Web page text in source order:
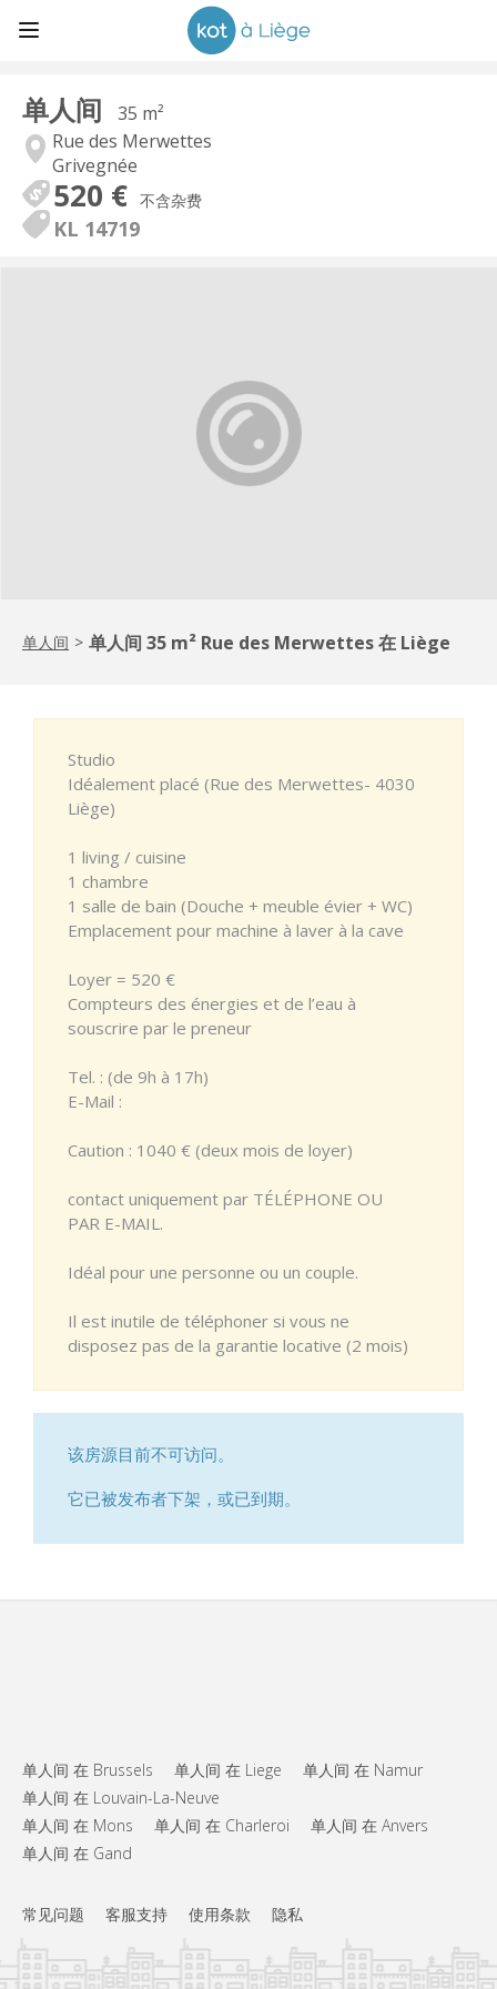
单人间
35 m²
Rue des Merwettes
Grivegnée
520 € 不含杂费
KL 14719
单人间 > 单人间 35 m² Rue des Merwettes 在 Liège
Studio
Idéalement placé (Rue des Merwettes- 4030
Liège)
1 living / cuisine
1 chambre
1 salle de bain (Douche + meuble évier + WC)
Emplacement pour machine à laver à la cave
Loyer = 520 €
Compteurs des énergies et de l’eau à
souscrire par le preneur
Tel. : (de 9h à 17h)
E-Mail :
Caution : 1040 € (deux mois de loyer)
contact uniquement par TÉLÉPHONE OU
PAR E-MAIL.
Idéal pour une personne ou un couple.
Il est inutile de téléphoner si vous ne
disposez pas de la garantie locative (2 mois)
该房源目前不可访问。
它已被发布者下架，或已到期。
单人间 在 Brussels 单人间 在 Liege
单人间 在 Namur
单人间 在 Louvain-La-Neuve
单人间 在 Mons
单人间 在 Charleroi
单人间 在 Anvers
单人间 在 Gand
常见问题 客服支持 使用条款 隐私